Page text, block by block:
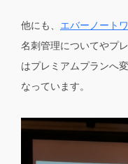
他にも、 エバーノート
名刺管理についてやプ
はプレミアムプランへ
なっています。